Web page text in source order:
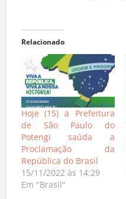
Relacionado
Hoje (15) a Prefeitura
de São Paulo do
Potengi saúda a
Proclamação da
República do Brasil
15/11/2022 às 14:29
Em "Brasil"